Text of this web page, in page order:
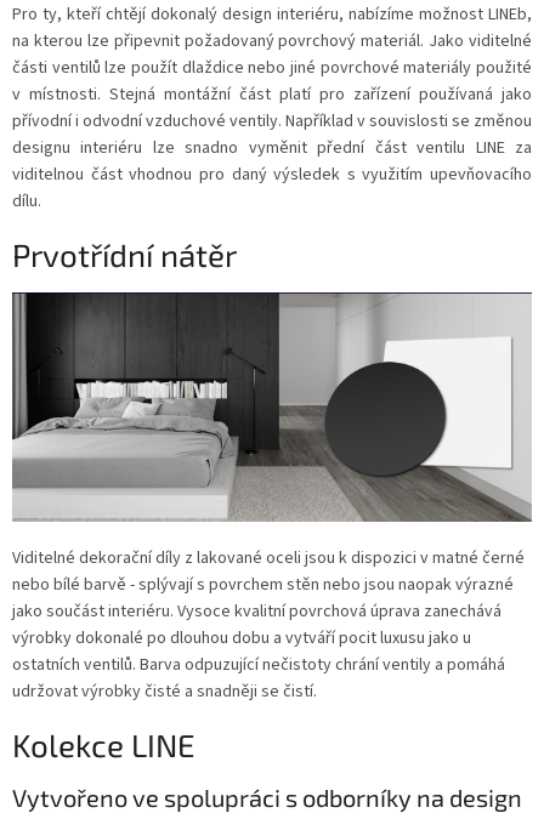
Pro ty, kteří chtějí dokonalý design interiéru, nabízíme možnost LINEb,
na kterou lze připevnit požadovaný povrchový materiál. Jako viditelné
části ventilů lze použít dlaždice nebo jiné povrchové materiály použité
v místnosti. Stejná montážní část platí pro zařízení používaná jako
přívodní i odvodní vzduchové ventily. Například v souvislosti se změnou
designu interiéru lze snadno vyměnit přední část ventilu LINE za
viditelnou část vhodnou pro daný výsledek s využitím upevňovacího
dílu.
Prvotřídní nátěr
Viditelné dekorační díly z lakované oceli jsou k dispozici v matné černé
nebo bílé barvě - splývají s povrchem stěn nebo jsou naopak výrazné
jako součást interiéru. Vysoce kvalitní povrchová úprava zanechává
výrobky dokonalé po dlouhou dobu a vytváří pocit luxusu jako u
ostatních ventilů. Barva odpuzující nečistoty chrání ventily a pomáhá
udržovat výrobky čisté a snadněji se čistí.
Kolekce LINE
Vytvořeno ve spolupráci s odborníky na design